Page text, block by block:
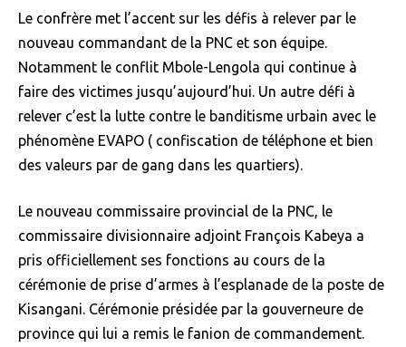
Le confrère met l’accent sur les défis à relever par le
nouveau commandant de la PNC et son équipe.
Notamment le conflit Mbole-Lengola qui continue à
faire des victimes jusqu’aujourd’hui. Un autre défi à
relever c’est la lutte contre le banditisme urbain avec le
phénomène EVAPO ( confiscation de téléphone et bien
des valeurs par de gang dans les quartiers).
Le nouveau commissaire provincial de la PNC, le
commissaire divisionnaire adjoint François Kabeya a
pris officiellement ses fonctions au cours de la
cérémonie de prise d’armes à l’esplanade de la poste de
Kisangani. Cérémonie présidée par la gouverneure de
province qui lui a remis le fanion de commandement.